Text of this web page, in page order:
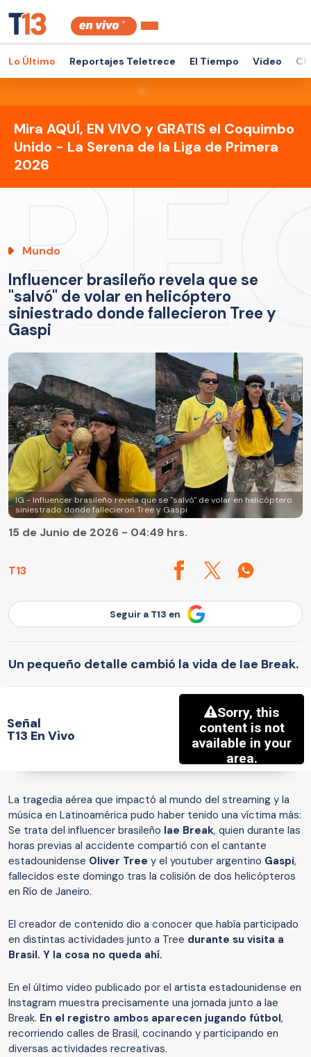
Lo Último Reportajes Teletrece El Tiempo Video
Mira AQUÍ, EN VIVO y GRATIS el Coquimbo
Unido - La Serena de la Liga de Primera
2026
Mundo
Influencer brasileño revela que se
"salvó" de volar en helicóptero
siniestrado donde fallecieron Tree y
Gaspi
IG - Influencer brasileño revela que se "salvó" de volar en helicóptero
siniestrado donde fallecieron Tree y Gaspi
T13
15 de Junio de 2026 - 04:49 hrs.
Seguir a T13 en
Un pequeño detalle cambió la vida de Iae Break.
Señal
T13 En Vivo
La tragedia aérea que impactó al mundo del streaming y la
música en Latinoamérica pudo haber tenido una víctima más:
Se trata del influencer brasileño Iae Break, quien durante las
horas previas al accidente compartió con el cantante
estadounidense Oliver Tree y el youtuber argentino Gaspi,
fallecidos este domingo tras la colisión de dos helicópteros
en Río de Janeiro.
El creador de contenido dio a conocer que había participado
en distintas actividades junto a Tree durante su visita a
Brasil. Y la cosa no queda ahí.
En el último video publicado por el artista estadounidense en
Instagram muestra precisamente una jornada junto a Iae
Break. En el registro ambos aparecen jugando fútbol,
recorriendo calles de Brasil, cocinando y participando en
diversas actividades recreativas.